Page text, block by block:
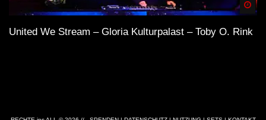
United We Stream – Gloria Kulturpalast – Toby O. Rink